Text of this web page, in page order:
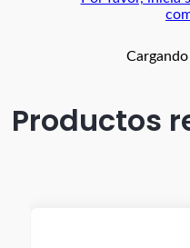
Productos